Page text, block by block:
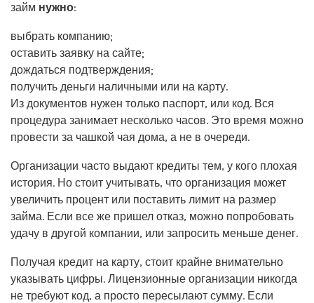
займ нужно:
выбрать компанию;
оставить заявку на сайте;
дождаться подтверждения;
получить деньги наличными или на карту.
Из документов нужен только паспорт, или код. Вся
процедура занимает несколько часов. Это время можно
провести за чашкой чая дома, а не в очереди.
Организации часто выдают кредиты тем, у кого плохая
история. Но стоит учитывать, что организация может
увеличить процент или поставить лимит на размер
займа. Если все же пришел отказ, можно попробовать
удачу в другой компании, или запросить меньше денег.
Получая кредит на карту, стоит крайне внимательно
указывать цифры. Лицензионные организации никогда
не требуют код, а просто пересылают сумму. Если